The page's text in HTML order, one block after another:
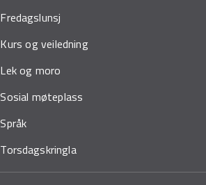
Fredagslunsj
Kurs og veiledning
Lek og moro
Sosial møteplass
Språk
Torsdagskringla